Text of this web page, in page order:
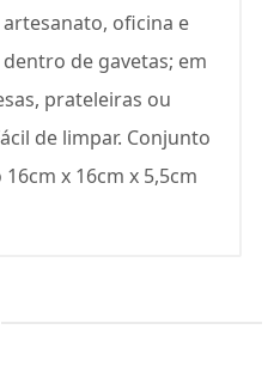
oficina e
de gavetas; em
prateleiras ou
de limpar. Conjunto
x 16cm x 5,5cm